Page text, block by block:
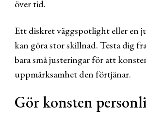
över tid.
Ett diskret väggspotlight eller en
kan göra stor skillnad. Testa dig
bara små justeringar för att
uppmärksamhet den förtjänar.
Gör konsten